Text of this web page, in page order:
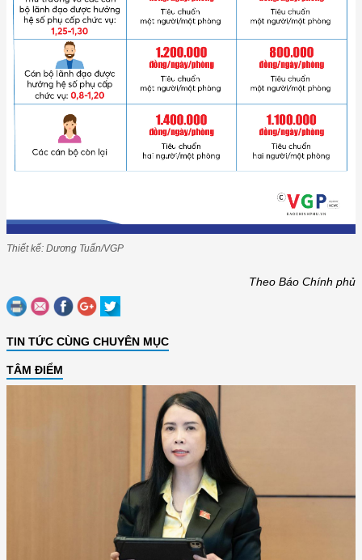
Thiết kế: Dương Tuấn/VGP
Theo Báo Chính phủ
TIN TỨC CÙNG CHUYÊN MỤC
TÂM ĐIỂM